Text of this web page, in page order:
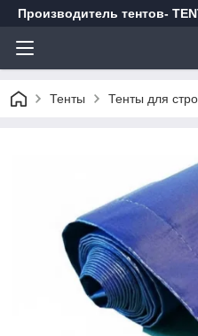
Производитель тентов-
Тенты Тенты для